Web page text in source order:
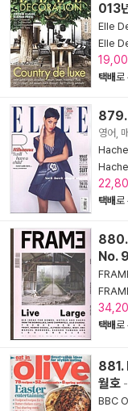
013
Elle
Elle
택배로
879.
영어,
택배로
880.
No.
택배로
881.
월호
BBC